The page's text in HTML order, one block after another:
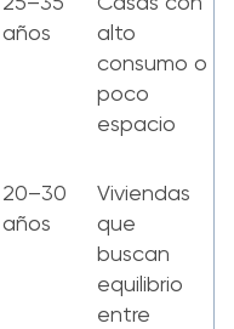
años
alto
consumo o
poco
espacio
20–30
años
Viviendas
que
buscan
equilibrio
entre